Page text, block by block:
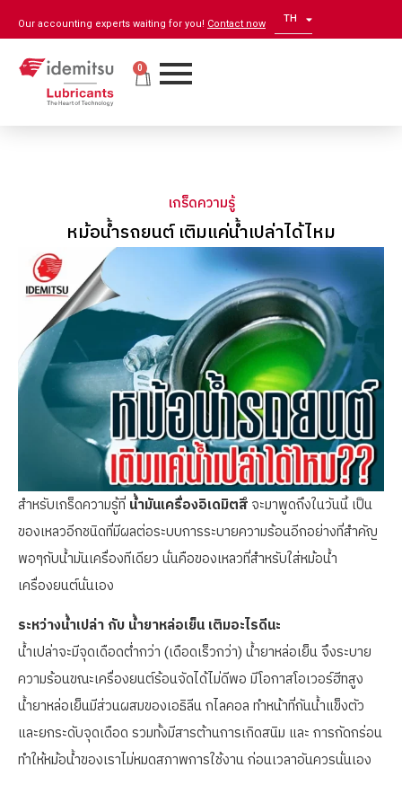
Our accounting experts waiting for you! Contact now TH
EN
0
เกร็ดความรู้
หม้อน้ำรถยนต์ เติมแค่น้ำเปล่าได้ไหม
สำหรับเกร็ดความรู้ที่ น้ำมันเครื่องอิเดมิตสึ จะมาพูดถึงในวันนี้ เป็น
ของเหลวอีกชนิดที่มีผลต่อระบบการระบายความร้อนอีกอย่างที่สำคัญ
พอๆกับน้ำมันเครื่องทีเดียว นั่นคือของเหลวที่สำหรับใส่หม้อน้ำ
เครื่องยนต์นั่นเอง
ระหว่างน้ำเปล่า กับ น้ำยาหล่อเย็น เติมอะไรดีนะ
น้ำเปล่าจะมีจุดเดือดต่ำกว่า (เดือดเร็วกว่า) น้ำยาหล่อเย็น จึงระบาย
ความร้อนขณะเครื่องยนต์ร้อนจัดได้ไม่ดีพอ มีโอกาสโอเวอร์ฮีทสูง
น้ำยาหล่อเย็นมีส่วนผสมของเอธิลีน กไลคอล ทำหน้าที่กันน้ำแข็งตัว
และยกระดับจุดเดือด รวมทั้งมีสารต้านการเกิดสนิม และ การกัดกร่อน
ทำให้หม้อน้ำของเราไม่หมดสภาพการใช้งาน ก่อนเวลาอันควรนั่นเอง